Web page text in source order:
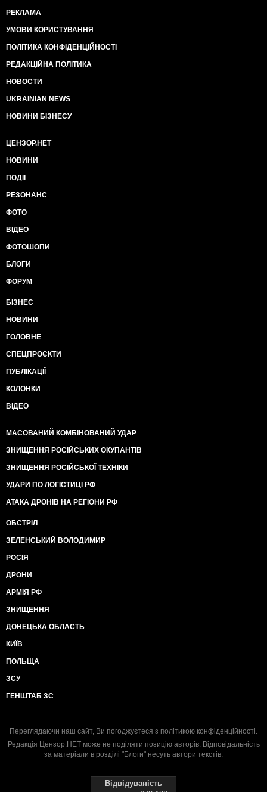
РЕКЛАМА
УМОВИ КОРИСТУВАННЯ
ПОЛІТИКА КОНФІДЕНЦІЙНОСТІ
РЕДАКЦІЙНА ПОЛІТИКА
НОВОСТИ
UKRAINIAN NEWS
НОВИНИ БІЗНЕСУ
ЦЕНЗОР.НЕТ
НОВИНИ
ПОДІЇ
РЕЗОНАНС
ФОТО
ВІДЕО
ФОТОШОПИ
БЛОГИ
ФОРУМ
БІЗНЕС
НОВИНИ
ГОЛОВНЕ
СПЕЦПРОЄКТИ
ПУБЛІКАЦІЇ
КОЛОНКИ
ВІДЕО
МАСОВАНИЙ КОМБІНОВАНИЙ УДАР
ЗНИЩЕННЯ РОСІЙСЬКИХ ОКУПАНТІВ
ЗНИЩЕННЯ РОСІЙСЬКОЇ ТЕХНІКИ
УДАРИ ПО ЛОГІСТИЦІ РФ
АТАКА ДРОНІВ НА РЕГІОНИ РФ
ОБСТРІЛ
ЗЕЛЕНСЬКИЙ ВОЛОДИМИР
РОСІЯ
ДРОНИ
АРМІЯ РФ
ЗНИЩЕННЯ
ДОНЕЦЬКА ОБЛАСТЬ
КИЇВ
ПОЛЬЩА
ЗСУ
ГЕНШТАБ ЗС
Переглядаючи наш сайт, Ви погоджуєтеся з політикою конфіденційності.
Редакція Цензор.НЕТ може не поділяти позицію авторів. Відповідальність
за матеріали в розділі "Блоги" несуть автори текстів.
Відвідуваність